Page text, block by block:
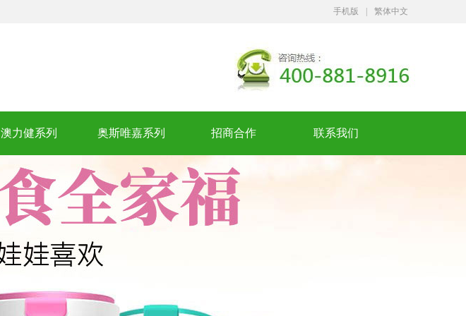
手机版 繁体中文
澳力健系列 奥斯唯嘉系列 招商合作 联系我们